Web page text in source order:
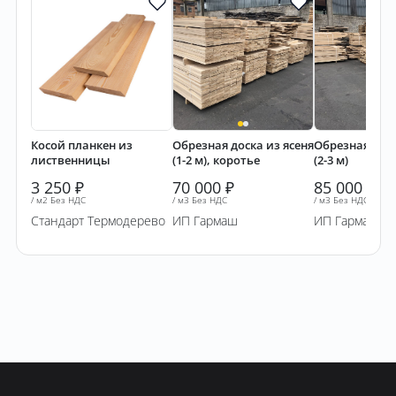
3 250 ₽
/ м2 Без НДС
Косой планкен из
лиственницы
Стандарт Термодерево
70 000 ₽
/ м3 Без НДС
Обрезная доска из ясеня
(1-2 м), коротье
ИП Гармаш
85 000
/ м3 Без НДС
Обрезная
(2-3 м)
ИП Гармаш